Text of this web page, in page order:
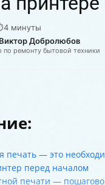
4 минуты
Добролюбов
по ремонту бытовой техники
печать — это
перед началом
печати — пошагово